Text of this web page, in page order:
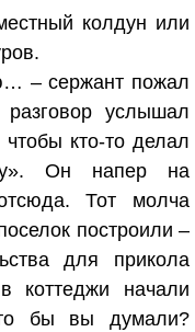
колдун или
– сержант пожал
услышал
кто-то делал
Он напер на
Тот молча
построили –
для прикола
коттеджи начали
бы вы думали?